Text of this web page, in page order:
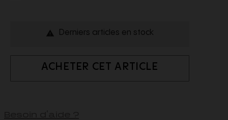
 Derniers articles en stock
ACHETER CET ARTICLE